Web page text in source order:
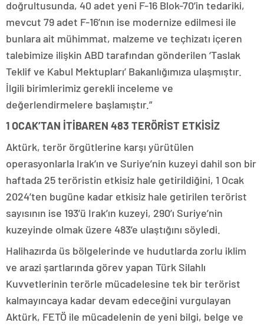
doğrultusunda, 40 adet yeni F-16 Blok-70’in tedariki,
mevcut 79 adet F-16’nın ise modernize edilmesi ile
bunlara ait mühimmat, malzeme ve teçhizatı içeren
talebimize ilişkin ABD tarafından gönderilen ‘Taslak
Teklif ve Kabul Mektupları’ Bakanlığımıza ulaşmıştır.
İlgili birimlerimiz gerekli inceleme ve
değerlendirmelere başlamıştır.”
1 OCAK’TAN İTİBAREN 483 TERÖRİST ETKİSİZ
Aktürk, terör örgütlerine karşı yürütülen
operasyonlarla Irak’ın ve Suriye’nin kuzeyi dahil son bir
haftada 25 teröristin etkisiz hale getirildiğini, 1 Ocak
2024’ten bugüne kadar etkisiz hale getirilen terörist
sayısının ise 193’ü Irak’ın kuzeyi, 290’ı Suriye’nin
kuzeyinde olmak üzere 483’e ulaştığını söyledi.
Halihazırda üs bölgelerinde ve hudutlarda zorlu iklim
ve arazi şartlarında görev yapan Türk Silahlı
Kuvvetlerinin terörle mücadelesine tek bir terörist
kalmayıncaya kadar devam edeceğini vurgulayan
Aktürk, FETÖ ile mücadelenin de yeni bilgi, belge ve